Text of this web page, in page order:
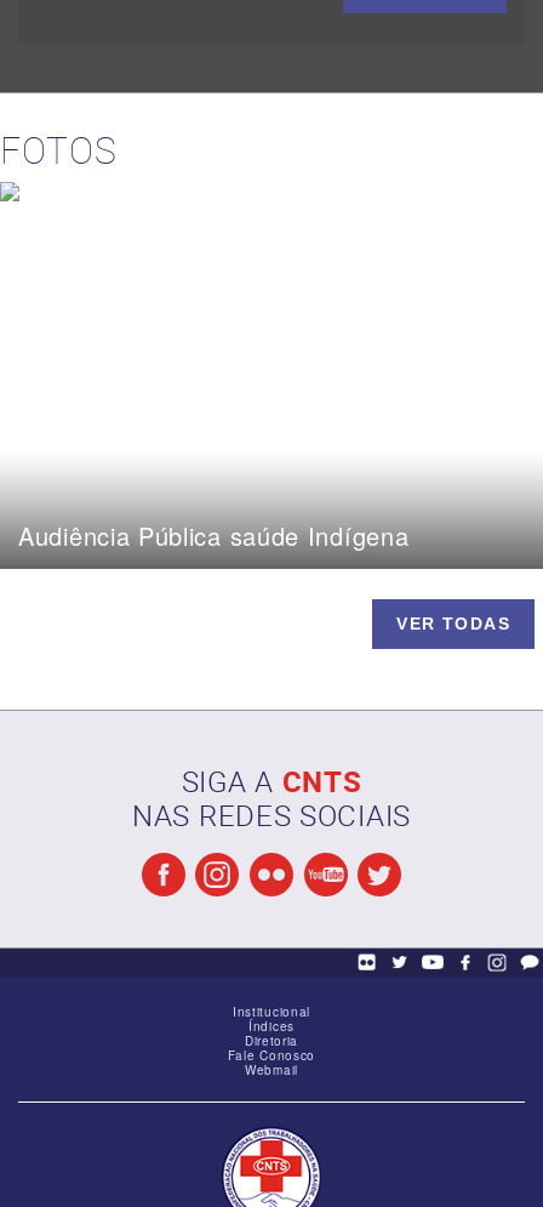
FOTOS
Audiência Pública saúde Indígena
VER TODAS
SIGA A CNTS
NAS REDES SOCIAIS
Institucional
Índices
Diretoria
Fale Conosco
Webmail